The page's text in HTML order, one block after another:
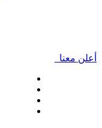
أعلن معنا